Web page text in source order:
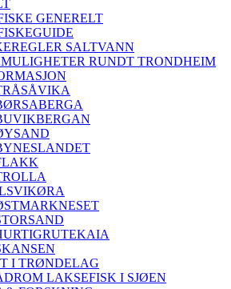
GENERELT
SALTVANN
RUNDT TRONDHEIM
I TRØNDELAG
LAKSEFISK I SJØEN